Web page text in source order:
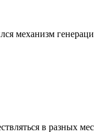
механизм
в разных